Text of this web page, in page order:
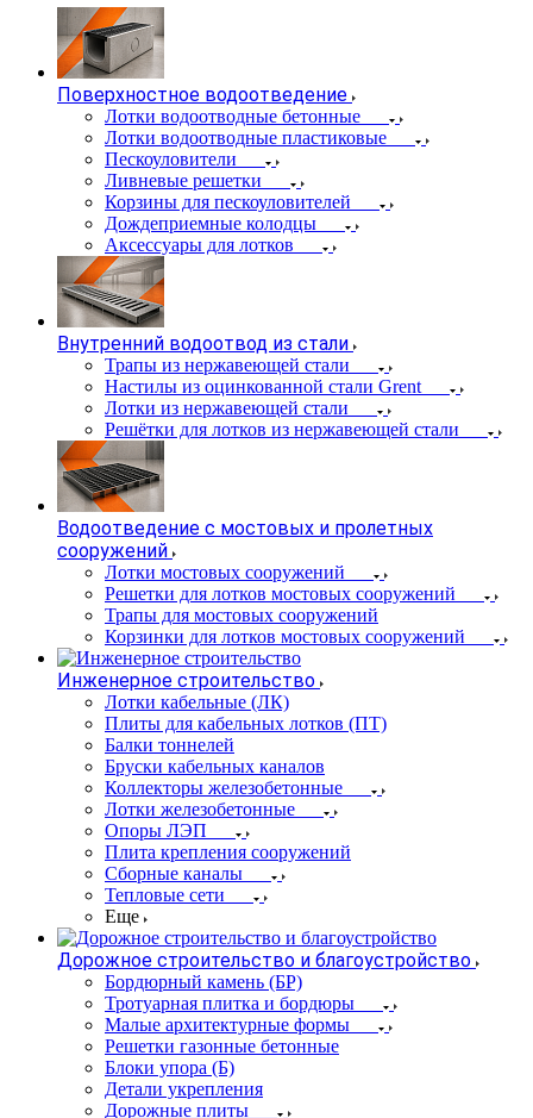
Поверхностное водоотведение
Лотки водоотводные бетонные
Лотки водоотводные пластиковые
Пескоуловители
Ливневые решетки
Корзины для пескоуловителей
Дождеприемные колодцы
Аксессуары для лотков
Внутренний водоотвод из стали
Трапы из нержавеющей стали
Настилы из оцинкованной стали Grent
Лотки из нержавеющей стали
Решётки для лотков из нержавеющей стали
Водоотведение с мостовых и пролетных
сооружений
Лотки мостовых сооружений
Решетки для лотков мостовых сооружений
Трапы для мостовых сооружений
Корзинки для лотков мостовых сооружений
Инженерное строительство
Лотки кабельные (ЛК)
Плиты для кабельных лотков (ПТ)
Балки тоннелей
Бруски кабельных каналов
Коллекторы железобетонные
Лотки железобетонные
Опоры ЛЭП
Плита крепления сооружений
Сборные каналы
Тепловые сети
Еще
Дорожное строительство и благоустройство
Бордюрный камень (БР)
Тротуарная плитка и бордюры
Малые архитектурные формы
Решетки газонные бетонные
Блоки упора (Б)
Детали укрепления
Дорожные плиты